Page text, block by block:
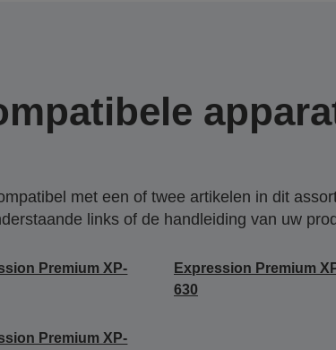
met een of twee artikelen in dit
links of de handleiding van uw
Premium XP-
Expression Premium
630
Premium XP-